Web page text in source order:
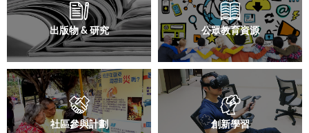
s
s
g
e
出版物 & 研究 公眾教育資源
社區參與計劃 創新學習